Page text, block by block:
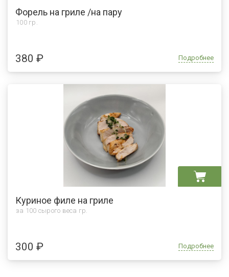
Форель на гриле /на пару
100 гр.
380 ₽ Подробнее
Куриное филе на гриле
за 100 сырого веса гр.
300 ₽ Подробнее